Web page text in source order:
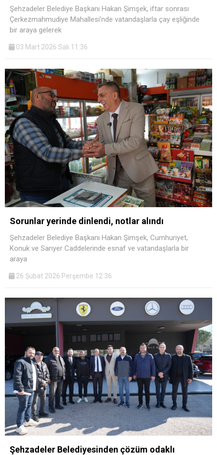
Şehzadeler Belediye Başkanı Hakan Şimşek, iftar sonrası
Çerkezmahmudiye Mahallesi’nde vatandaşlarla çay eşliğinde
bir araya gelerek
03 Mart 2026 Salı 11:36
Sorunlar yerinde dinlendi, notlar alındı
Şehzadeler Belediye Başkanı Hakan Şimşek, Cumhuriyet,
Konuk ve Sarıyer Caddelerinde esnaf ve vatandaşlarla bir
araya
26 Şubat 2026 Perşembe 12:36
Şehzadeler Belediyesinden çözüm odaklı